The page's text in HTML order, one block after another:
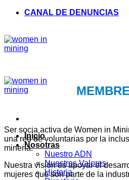
SaltarCANAL DE DENUNCIAS
Inicio
Nosotras
Nuestro ADN
Nuestros Valores
Historia
Ser socia activa de Women in
una red de voluntarias por la
minería.
Nuestra visión es apoyar el
mujeres que son parte de la